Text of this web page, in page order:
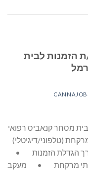
הזמנות לבית
מסחר קנאביס רפואי
(טלפוני/דיגיטלי)
הגדלת הזמנות •
בתי מרקחת • מעקב